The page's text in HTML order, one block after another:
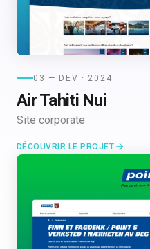
03 — DEV · 2024
Air Tahiti Nui
Site corporate
DÉCOUVRIR LE PROJET